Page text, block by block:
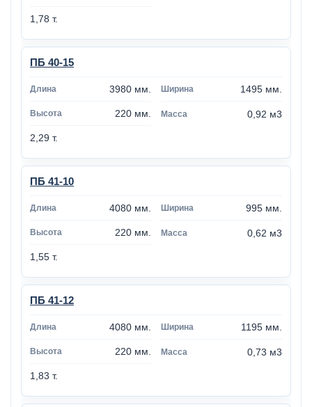
1,78 т.
ПБ 40-15
3980 мм. 1495 мм.
220 мм. 0,92 м3
2,29 т.
ПБ 41-10
4080 мм. 995 мм.
220 мм. 0,62 м3
1,55 т.
ПБ 41-12
4080 мм. 1195 мм.
220 мм. 0,73 м3
1,83 т.